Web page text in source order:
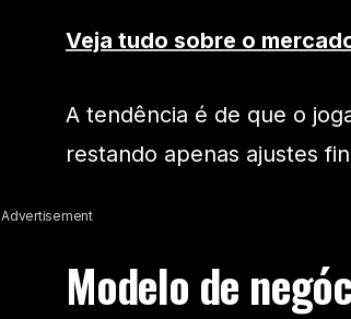
Veja tudo sobre o
A tendência é de que o
restando apenas ajustes
Advertisement
Modelo de